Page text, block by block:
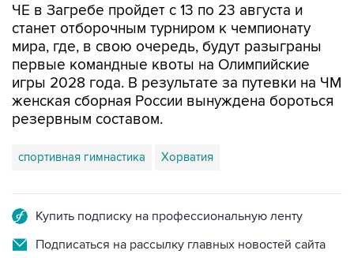
ЧЕ в Загребе пройдет с 13 по 23 августа и
станет отборочным турниром к чемпионату
мира, где, в свою очередь, будут разыграны
первые командные квоты на Олимпийские
игры 2028 года. В результате за путевки на ЧМ
женская сборная России вынуждена бороться
резервным составом.
спортивная гимнастика Хорватия
Купить подписку на профессиональную ленту
Подписаться на рассылку главных новостей сайта